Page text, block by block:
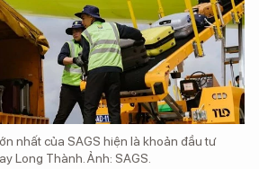
nhất của SAGS hiện là khoản đầu tư
Long Thành. Ảnh: SAGS.